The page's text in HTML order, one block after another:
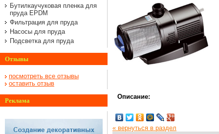
Бутилкаучуковая пленка для
пруда EPDM
Фильтрация для пруда
Насосы для пруда
Подсветка для пруда
Отзывы
посмотреть все отзывы
оставить отзыв
Реклама
Описание:
« вернуться в раздел